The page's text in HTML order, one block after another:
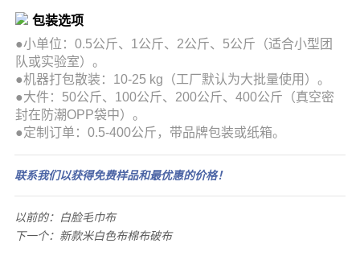
包装选项
●小单位：0.5公斤、1公斤、2公斤、5公斤（适合小型团
队或实验室）。
●机器打包散装：10-25 kg（工厂默认为大批量使用）。
●大件：50公斤、100公斤、200公斤、400公斤（真空密
封在防潮OPP袋中）。
●定制订单：0.5-400公斤，带品牌包装或纸箱。
联系我们以获得免费样品和最优惠的价格！
以前的： 白脸毛巾布
下一个： 新款米白色布棉布破布